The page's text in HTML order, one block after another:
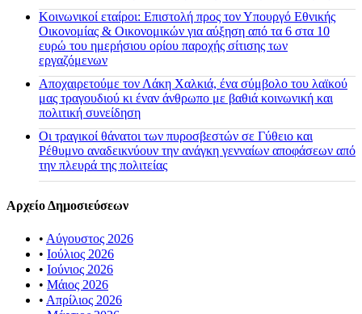
Κοινωνικοί εταίροι: Επιστολή προς τον Υπουργό Εθνικής
Οικονομίας & Οικονομικών για αύξηση από τα 6 στα 10
ευρώ του ημερήσιου ορίου παροχής σίτισης των
εργαζόμενων
Αποχαιρετούμε τον Λάκη Χαλκιά, ένα σύμβολο του λαϊκού
μας τραγουδιού κι έναν άνθρωπο με βαθιά κοινωνική και
πολιτική συνείδηση
Οι τραγικοί θάνατοι των πυροσβεστών σε Γύθειο και
Ρέθυμνο αναδεικνύουν την ανάγκη γενναίων αποφάσεων από
την πλευρά της πολιτείας
Αρχείο Δημοσιεύσεων
• Αύγουστος 2026
• Ιούλιος 2026
• Ιούνιος 2026
• Μάιος 2026
• Απρίλιος 2026